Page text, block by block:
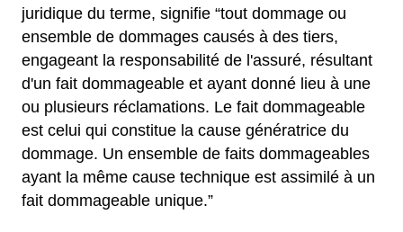
juridique du terme, signifie “tout dommage ou
ensemble de dommages causés à des tiers,
engageant la responsabilité de l'assuré, résultant
d'un fait dommageable et ayant donné lieu à une
ou plusieurs réclamations. Le fait dommageable
est celui qui constitue la cause génératrice du
dommage. Un ensemble de faits dommageables
ayant la même cause technique est assimilé à un
fait dommageable unique.”